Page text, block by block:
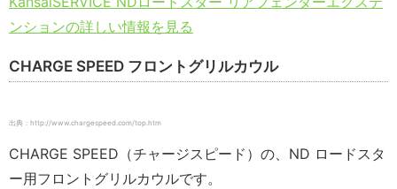
ンションの詳しい情報を見る
CHARGE SPEED フロントグリルカウル
出典：http://www.chargespeed.com/top.htm
CHARGE SPEED（チャージスピード）の、ND ロードスタ
ー用フロントグリルカウルです。